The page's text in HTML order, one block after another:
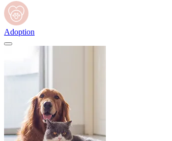
Adoption